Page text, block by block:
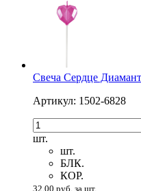
Свеча Сердце
Артикул: 1502-6828
шт.
шт.
БЛК.
КОР.
32.00 руб. за шт.